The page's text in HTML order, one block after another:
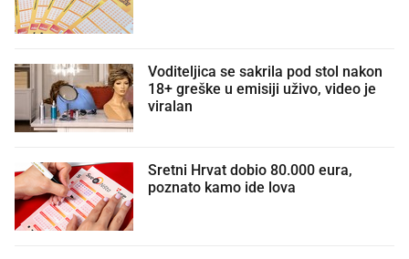
Voditeljica se sakrila pod stol nakon
18+ greške u emisiji uživo, video je
viralan
Sretni Hrvat dobio 80.000 eura,
poznato kamo ide lova